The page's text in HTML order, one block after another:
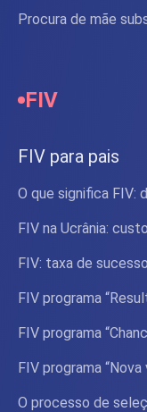
Procura de mãe
FIV
FIV para pais
O que significa FIV:
FIV na Ucrânia:
FIV: taxa de sucesso
FIV programa
FIV programa
FIV programa “Nova
O processo de